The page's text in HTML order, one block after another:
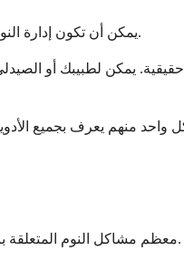
يمكن أن تكون إدارة النوم عند تناول عدة أدوية أكثر تعقيدًا. يمكن لكل دواء أن يتفاعل مع الآخرين، وأحيانًا يضخم الآثار الجانبية أو يخلق آثارًا جانبية جديدة.
يمكن لطبيبك أو
منهم يعرف بجميع الأدوية
معظم مشاكل النوم المتعلقة بالأدوية قابلة للإدارة وليست خطيرة. ومع ذلك، هناك أوقات عندما تشير اضطرابات النوم إلى شيء يحتاج إلى اهتمام أكثر إلحاحًا.